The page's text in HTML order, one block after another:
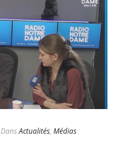
DansActualités, Médias